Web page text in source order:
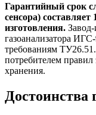
Гарантийный срок
сенсора)
изготовления. Завод-
газоанализатора
требованиям
потребителем
хранения.
Достоинства